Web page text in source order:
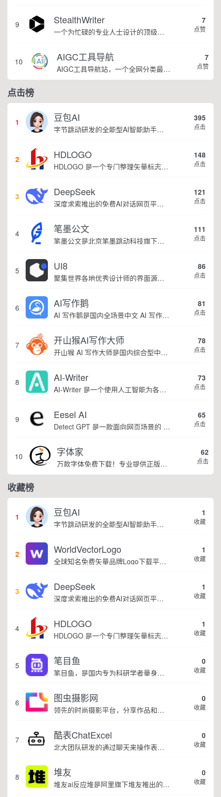
9 StealthWriter
一个为忙碌的专业人士设计的顶级改写工具，能够快速创建高质量的内容，提供无法检测到的、无抄袭的内容，保护您的工作免受AI检测工具的影响。
7
点赞
10 AIGC工具导航
AIGC工具导航站，一个全网分类最全、收录最全的生成式AI工具导航，分类包括AI写作、AI绘画、AI视频、AI办公、AI数字人、AI设计、AI语音、AI音乐、AI论文、AI简历、AI智能体、文本转语音等。AIGC导航提供一站式AI工具导航服...
7
点赞
点击榜
1 豆包AI
字节跳动研发的全能型AI智能助手，提供智能对话、知识问答、内容创作、学习办公等一站式AI服务
395
点击
2 HDLOGO
HDLOGO 是一个专门整理矢量标志和图标的网站，提供各类品牌和公司的矢量标志下载服务，主要面向设计师、营销人员和企业用户，帮他们获取高质量的品牌标识资源。
148
点击
3 DeepSeek
深度求索推出的免费AI对话网页平台，提供高性能大模型在线对话服务
121
点击
4 笔墨公文
笔墨公文是北京笔墨跳动科技旗下垂直公文赛道 AIGC 创作平台，深耕体制公文专业场景，依托海量标准公文语料训练专属大模型。平台整合 AI 公文生成、全维度智能校对、范文库、实时更新素材库、标准化公文模板五大核心板块，兼顾公文快速撰写、文稿合...
111
点击
5 UI8
聚集世界各地优秀设计师的界面源文件
86
点击
6 AI写作鹅
AI 写作鹅是国内全场景中文 AI 写作工具，搭载海量细分写作模板，覆盖办公公文、学术论文、电商短视频、新媒体、文学创作、多行业策划等上百类场景，集成伪原创改写、图生文、多语言翻译、PPT 大纲生成等通用能力，同时内置多领域 AI 私人顾问...
81
点击
7 开山猴AI写作大师
开山猴 AI 写作大师是国内综合型中文 AI 写作工具，融合二十年专业内容创作方法论与自研大模型算法，大幅降低 AI 使用门槛，无需专业提示词技巧即可产出高质量文稿。平台覆盖 20 余个行业领域、279 种写作体裁，配备 20 余种专业角色...
78
点击
8 AI-Writer
AI-Writer 是一个使用人工智能为各种目的生成高质量和相关内容的平台。无论您是需要撰写博客文章、产品描述、登录页面还是研究论文。
73
点击
9 Eesel AI
Detect GPT 是一款面向网页场景的 AI 文本检测工具，以浏览器插件形态为主，核心能力是实时扫描网页文字，甄别 GPT 系列大模型产出内容，依托斯坦福零样本概率曲率检测技术，无需针对新模型重新训练，操作简单、无需注册登录，面向科研人...
65
点击
10 字体家
万款字体免费下载！专业提供正版授权字体下载
62
点击
收藏榜
1 豆包AI
字节跳动研发的全能型AI智能助手，提供智能对话、知识问答、内容创作、学习办公等一站式AI服务
1
收藏
2 WorldVectorLogo
全球知名免费矢量品牌Logo下载平台，主打SVG矢量格式，面向设计师快速获取高清品牌标志
1
收藏
3 DeepSeek
深度求索推出的免费AI对话网页平台，提供高性能大模型在线对话服务
1
收藏
4 HDLOGO
HDLOGO 是一个专门整理矢量标志和图标的网站，提供各类品牌和公司的矢量标志下载服务，主要面向设计师、营销人员和企业用户，帮他们获取高质量的品牌标识资源。
1
收藏
5 笔目鱼
笔目鱼，是国内专为科研学者量身打造的AI 英文论文写作神器
0
收藏
6 图虫摄影网
领先的时尚摄影平台，分享作品和技巧首选
0
收藏
7 酷表ChatExcel
北大团队研发的通过聊天来操作表格的AI工具
0
收藏
8 堆友
堆友ai反应堆是阿里旗下堆友推出的多风格ai绘画生成器。 堆友是阿里设计打造的设计师全成长周期服务平台，围绕品质、效率、技能、成就、收入五大用户价值布局平台能力，全力服务设计师，旨在成为设计师的好朋友。 堆友历经大厂设计师团队多轮打磨雕刻，...
0
收藏